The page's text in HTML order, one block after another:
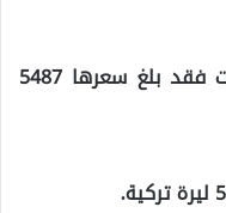
سعر ليرة الذهب من نوع جمهوريات فقد بلغ سعرها 5487